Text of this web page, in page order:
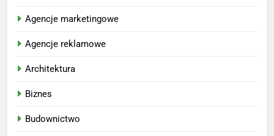
Agencje marketingowe
Agencje reklamowe
Architektura
Biznes
Budownictwo